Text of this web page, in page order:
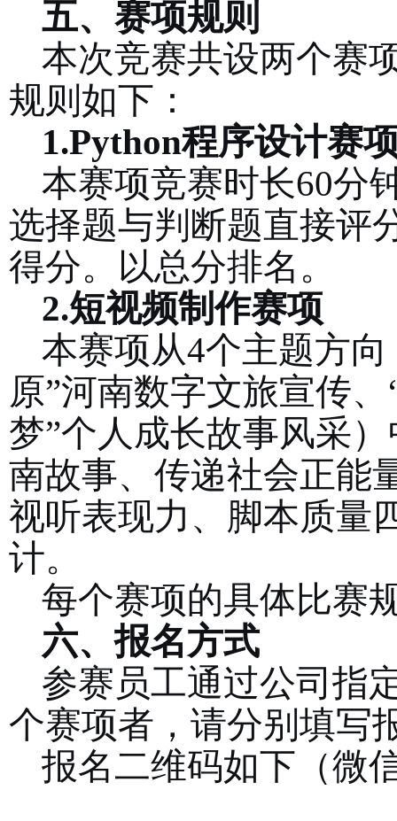
五、赛项规则
本次竞赛共设两个赛
规则如下：
1.Python程序设计赛
本赛项竞赛时长60分
选择题与判断题直接评
得分。 以总分排名 。
2.短视频制作赛项
本赛项从4个主题方向
原”河南数字文旅宣传、
梦”个人成长故事风采
南故事、传递社会正能
视听表现力、脚本质量
计。
每个赛项的具体比赛
六、报名方式
参赛员工通过公司指
个赛项者，请分别填写
报名二维码如下（微